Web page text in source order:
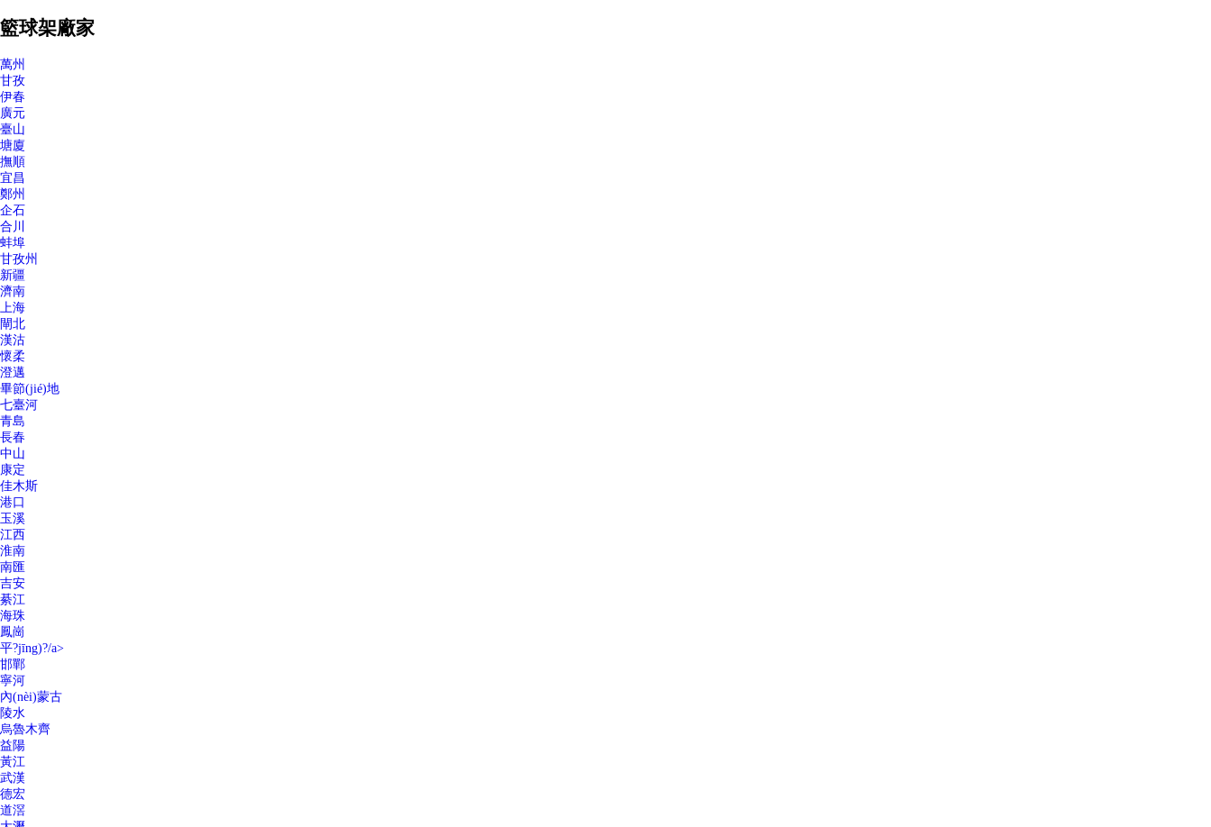
籃球架廠家
萬州
甘孜
伊春
廣元
臺山
塘廈
撫順
宜昌
鄭州
企石
合川
蚌埠
甘孜州
新疆
濟南
上海
閘北
漢沽
懷柔
澄邁
畢節(jié)地
七臺河
青島
長春
中山
康定
佳木斯
港口
玉溪
江西
淮南
南匯
吉安
綦江
海珠
鳳崗
平?jīng)?/a>
邯鄲
寧河
內(nèi)蒙古
陵水
烏魯木齊
益陽
黃江
武漢
德宏
道滘